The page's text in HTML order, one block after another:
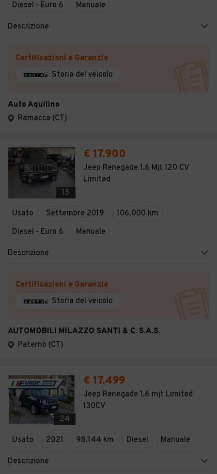
Diesel - Euro 6
Manuale
Descrizione
Certificazioni e Garanzie
Storia del veicolo
Auto Aquilino
Ramacca (CT)
15
€ 17.900
Jeep Renegade 1.6 Mjt 120 CV
Limited
Usato Settembre 2019
106.000 km
Diesel - Euro 6
Manuale
Descrizione
Certificazioni e Garanzie
Storia del veicolo
AUTOMOBILI MILAZZO SANTI & C. S.A.S.
Paternò (CT)
24
€ 17.499
Jeep Renegade 1.6 mjt Limited
130CV
Usato 2021 98.144 km Diesel Manuale
Descrizione